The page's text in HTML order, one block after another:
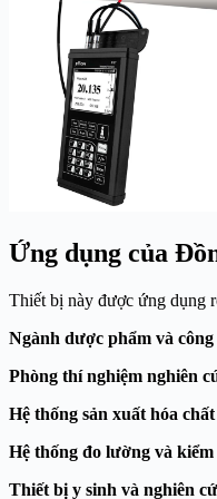
Ứng dụng của
Thiết bị này được ứng dụng
Ngành dược phẩm và công
Phòng thí nghiệm nghiên
Hệ thống sản xuất hóa chất
Hệ thống đo lường và kiểm
Thiết bị y sinh và nghiên